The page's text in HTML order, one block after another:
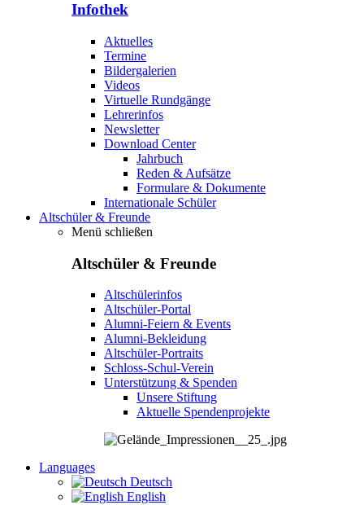
Infothek
Aktuelles
Termine
Bildergalerien
Videos
Virtuelle Rundgänge
Lehrerinfos
Newsletter
Download Center
Jahrbuch
Reden & Aufsätze
Formulare & Dokumente
Internationale Schüler
Altschüler & Freunde
Menü schließen
Altschüler & Freunde
Altschülerinfos
Altschüler-Portal
Alumni-Feiern & Events
Alumni-Bekleidung
Altschüler-Portraits
Schloss-Schul-Verein
Unterstützung & Spenden
Unsere Stiftung
Aktuelle Spendenprojekte
Languages
Deutsch
English